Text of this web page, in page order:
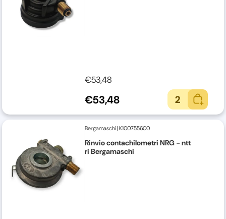
€53,48
€53,48 2
Bergamaschi|K100755600
Rinvio contachilometri NRG - ntt
ri Bergamaschi